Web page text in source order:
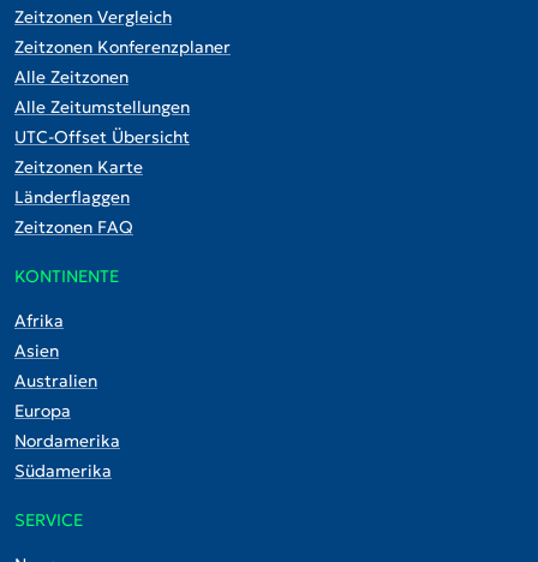
Zeitzonen Vergleich
Zeitzonen Konferenzplaner
Alle Zeitzonen
Alle Zeitumstellungen
UTC-Offset Übersicht
Zeitzonen Karte
Länderflaggen
Zeitzonen FAQ
KONTINENTE
Afrika
Asien
Australien
Europa
Nordamerika
Südamerika
SERVICE